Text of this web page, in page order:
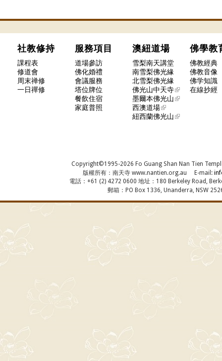
社教修持 服務項目 澳紐道場 佛學
課程表 道場參訪 雪梨南天講堂
佛教經典
修道會
佛化婚禮 南雪梨佛光緣
佛教音像
周末禅修
會議服務 北雪梨佛光緣
佛学知識
一日禪修
塔位牌位 佛光山中天寺
在線抄經
餐飲住宿
墨爾本佛光山
家庭普照
西澳道場
紐西蘭佛光山
Copyright©1995-2026 Fo Guang Shan Nan Tien
版權所有：南天寺 www.nantien.org.au E-mail:
電話：+61 (2) 4272 0600 地址：180 Berkeley Road,
郵箱：PO Box 1336, Unanderra, NSW